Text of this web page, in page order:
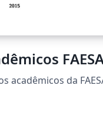
acadêmicos da